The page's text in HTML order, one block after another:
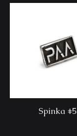
Spinka #5